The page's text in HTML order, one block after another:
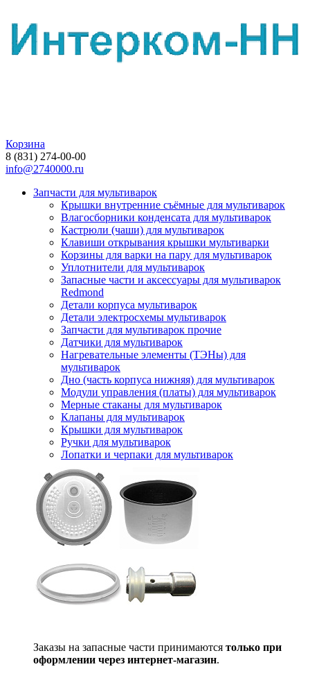
Корзина
8 (831) 274-00-00
info@2740000.ru
Запчасти для мультиварок
Крышки внутренние съёмные для мультиварок
Влагосборники конденсата для мультиварок
Кастрюли (чаши) для мультиварок
Клавиши открывания крышки мультиварки
Корзины для варки на пару для мультиварок
Уплотнители для мультиварок
Запасные части и аксессуары для мультиварок
Redmond
Детали корпуса мультиварок
Детали электросхемы мультиварок
Запчасти для мультиварок прочие
Датчики для мультиварок
Нагревательные элементы (ТЭНы) для
мультиварок
Дно (часть корпуса нижняя) для мультиварок
Модули управления (платы) для мультиварок
Мерные стаканы для мультиварок
Клапаны для мультиварок
Крышки для мультиварок
Ручки для мультиварок
Лопатки и черпаки для мультиварок
Заказы на запасные части принимаются только при
оформлении через интернет-магазин.